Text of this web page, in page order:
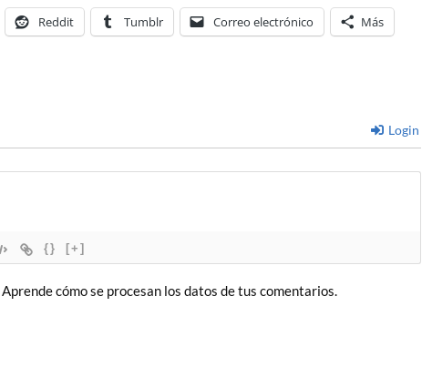
Reddit Tumblr Correo electrónico Más
Login
{} [+]
Aprende cómo se procesan los datos de tus comentarios.